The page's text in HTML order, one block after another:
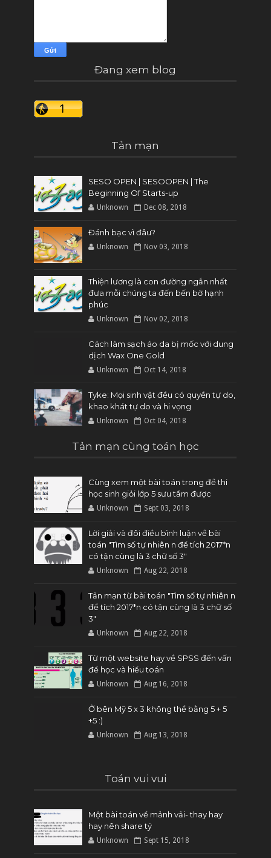
Đang xem blog
Tản mạn
SESO OPEN | SESOOPEN | The
Beginning Of Starts-up
Unknown Dec 08, 2018
Đánh bạc vì đâu?
Unknown Nov 03, 2018
Thiện lương là con đường ngắn nhất
đưa mỗi chúng ta đến bến bờ hạnh
phúc
Unknown Nov 02, 2018
Cách làm sạch áo da bị mốc với dung
dịch Wax One Gold
Unknown Oct 14, 2018
Tyke: Mọi sinh vật đều có quyền tự do,
khao khát tự do và hi vọng
Unknown Oct 04, 2018
Tản mạn cùng toán học
Cùng xem một bài toán trong đề thi
học sinh giỏi lớp 5 sưu tầm được
Unknown Sept 03, 2018
Lời giải và đôi điều bình luận về bài
toán "Tìm số tự nhiên n để tích 2017*n
có tận cùng là 3 chữ số 3"
Unknown Aug 22, 2018
Tản mạn từ bài toán "Tìm số tự nhiên n
để tích 2017*n có tận cùng là 3 chữ số
3"
Unknown Aug 22, 2018
Từ một website hay về SPSS đến vấn
đề học và hiểu toán
Unknown Aug 16, 2018
Ở bên Mỹ 5 x 3 không thể bằng 5 + 5
+5 :)
Unknown Aug 13, 2018
Toán vui vui
Một bài toán về mảnh vải- thay hay
hay nên share tý
Unknown Sept 15, 2018